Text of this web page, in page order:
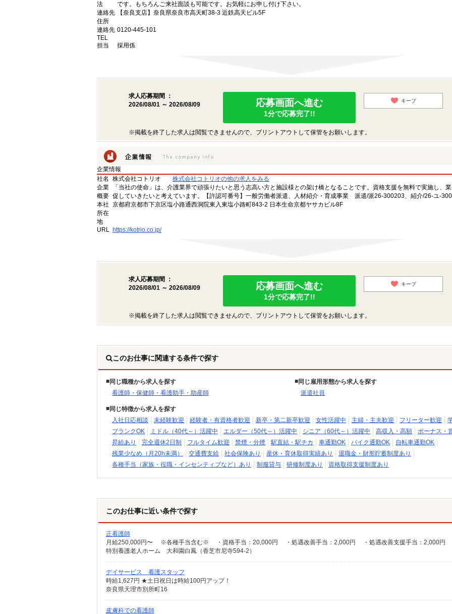
法
です。もちろんご来社面談も可能です。お気軽にお申し付け下さい。
連絡先
住所
【奈良支店】奈良県奈良市高天町38-3 近鉄高天ビル5F
連絡先
TEL
0120-445-101
担当 採用係
求人応募期間 ：
2026/08/01 ～ 2026/08/09
応募画面へ進む
1分で応募完了!!
キープ
※掲載を終了した求人は閲覧できませんので、プリントアウトして保管をお願いします。
企業情報
社名
株式会社コトリオ
株式会社コトリオの他の求人をみる
企業
概要
「当社の使命」は、介護業界で頑張りたいと思う志高い方と施設様との架け橋となることです。資格支援を無料で実施し、
促していきたいと考えています。【許認可番号】一般労働者派遣、人材紹介・育成事業 派遣/派26-300203、紹介/26-ユ-
本社
所在
地
京都府京都市下京区塩小路通西洞院東入東塩小路町843-2 日本生命京都ヤサカビル8F
URL https://kotrio.co.jp/
求人応募期間 ：
2026/08/01 ～ 2026/08/09
応募画面へ進む
1分で応募完了!!
キープ
※掲載を終了した求人は閲覧できませんので、プリントアウトして保管をお願いします。
このお仕事に関連する条件で探す
同じ職種から求人を探す
看護師・保健師・看護助手・助産師
同じ雇用形態から求人を探す
派遣社員
同じ特徴から求人を探す
入社日応相談
未経験歓迎 経験者・有資格者歓迎 新卒・第二新卒歓迎 女性活躍中 主婦・主夫歓迎 フリーター歓迎
ブランクOK
ミドル（40代～）活躍中 エルダー（50代～）活躍中 シニア（60代～）活躍中 高収入・高額
ボーナス・
昇給あり
完全週休2日制 フルタイム歓迎 禁煙・分煙 駅直結・駅チカ 車通勤OK バイク通勤OK
自転車通勤OK
残業少なめ（月20h未満）
交通費支給 社会保険あり 産休・育休取得実績あり
退職金・財形貯蓄制度あり
各種手当（家族・役職・インセンティブなど）あり
制服貸与 研修制度あり 資格取得支援制度あり
このお仕事に近い条件で探す
正看護師
特別養護老人ホーム 大和園白鳳（香芝市尼寺594-2）
デイサービス 看護スタッフ
時給1,627円 ★土日祝日は時給100円アップ！
奈良県天理市別所町16
皮膚科での看護師